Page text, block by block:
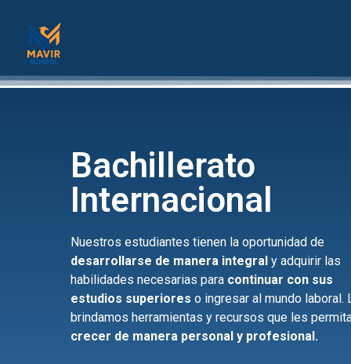
Bachillerato
Internacional
Nuestros estudiantes tienen la oportunidad de
desarrollarse de manera integral y adquirir las
habilidades necesarias para continuar con sus
estudios superiores o ingresar al mundo laboral.
brindamos herramientas y recursos que les
crecer de manera personal y profesional.